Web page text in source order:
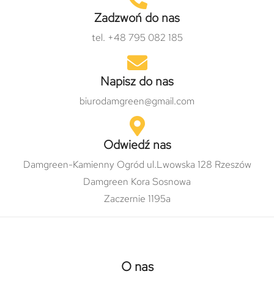
Zadzwoń do nas
tel. +48 795 082 185
Napisz do nas
biurodamgreen@gmail.com
Odwiedź nas
Damgreen-Kamienny Ogród ul.Lwowska 128 Rzeszów
Damgreen Kora Sosnowa
Zaczernie 1195a
O nas